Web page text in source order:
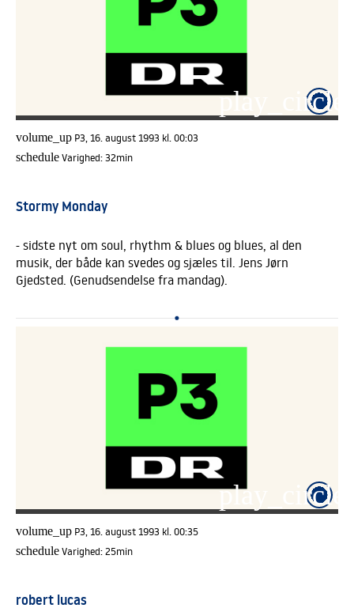
volume_up P3, 16. august 1993 kl. 00:03
scheduleVarighed:32min
Stormy Monday
- sidste nyt om soul, rhythm & blues og blues, al den
musik, der både kan svedes og sjæles til. Jens Jørn
Gjedsted. (Genudsendelse fra mandag).
volume_up P3, 16. august 1993 kl. 00:35
scheduleVarighed:25min
robert lucas